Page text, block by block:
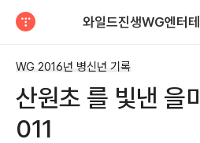
WG 2016년 병신년 기록
산원초 를 빛낸 을
011